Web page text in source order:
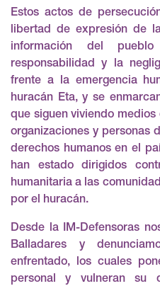
Estos actos de
libertad de expresión de
información del
responsabilidad y la
frente a la emergencia
huracán Eta, y se
que siguen viviendo
organizaciones y personas
derechos humanos en el
han estado dirigidos
humanitaria a las
por el huracán.
Desde la IM-Defensoras
Balladares y
enfrentado, los cuales
personal y vulneran su